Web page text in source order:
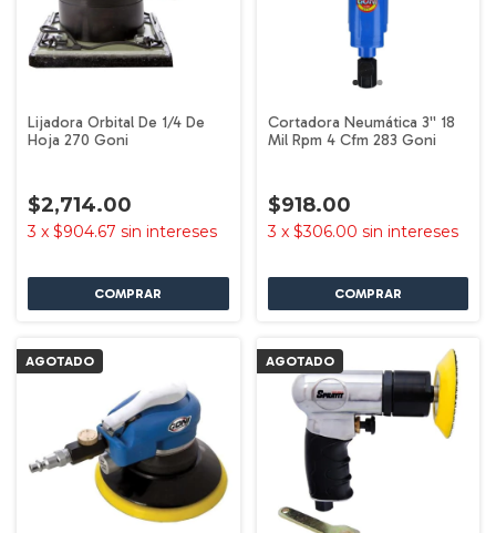
Lijadora Orbital De 1/4 De
Hoja 270 Goni
$2,714.00
3 x $904.67 sin intereses
Cortadora Neumática 3'' 18
Mil Rpm 4 Cfm 283 Goni
$918.00
3 x $306.00 sin intereses
AGOTADO AGOTADO